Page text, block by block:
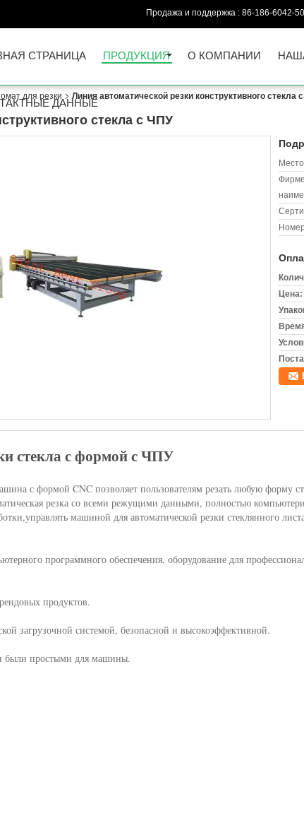
Продажа и поддержка : 86-186-6042-
СТРАНИЦА ПРОДУКЦИЯ О КОМПАНИИ
ДАННЫЕ
для резки Линия автоматической резки конструктивного стекла
стекла с ЧПУ
Цена:
стекла с формой с ЧПУ
с формой CNC позволяет пользователям резать любую форму
резка со всеми режущими данными, полностью
машиной для автоматической резки стеклянного
программного обеспечения, оборудование для
продуктов.
загрузочной системой, безопасной и высокоэффективной.
были простыми для машины.